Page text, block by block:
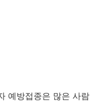
예방접종은 많은 사람